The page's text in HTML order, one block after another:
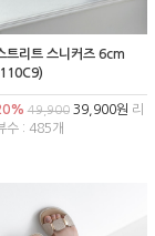
트리트 스니커즈 6cm
49,90039,900원 리
수 : 485개